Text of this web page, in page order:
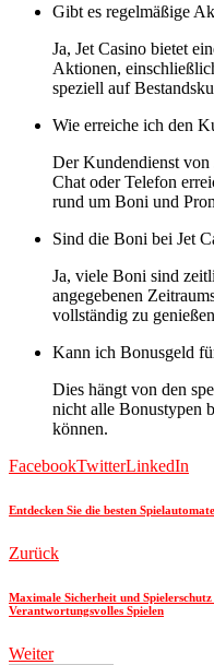
Gibt es regelmäßige
Ja, Jet Casino bietet
Aktionen,
speziell auf
Wie erreiche ich den
Der Kundendienst
Chat oder Telefon
rund um Boni und
Sind die Boni bei Jet
Ja, viele Boni sind
angegebenen
vollständig zu
Kann ich Bonusgeld
Dies hängt von den
nicht alle Bonustypen
können.
FacebookTwitterLinkedIn
Entdecken Sie die besten
Zurück
Maximale Sicherheit und
Verantwortungsvolles Spielen
Weiter